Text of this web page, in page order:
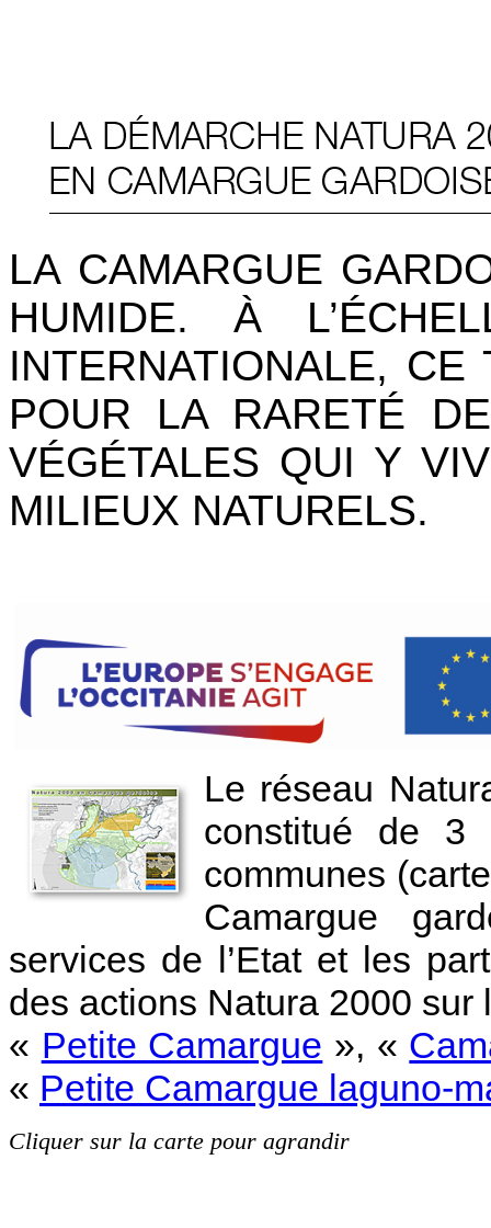
LA CAMARGUE
HUMIDE. À
INTERNATIONALE,
POUR LA RARETÉ
VÉGÉTALES QUI Y
MILIEUX NATURELS.
Le réseau
constitué de
communes
Camargue
services de l’Etat et les
des actions Natura 2000
« Petite Camargue », «
« Petite Camargue laguno-
Cliquer sur la carte pour agrandir